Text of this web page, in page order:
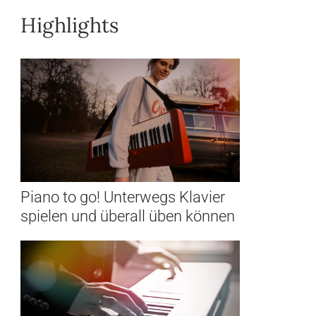
Highlights
Piano to go! Unterwegs Klavier
spielen und überall üben können